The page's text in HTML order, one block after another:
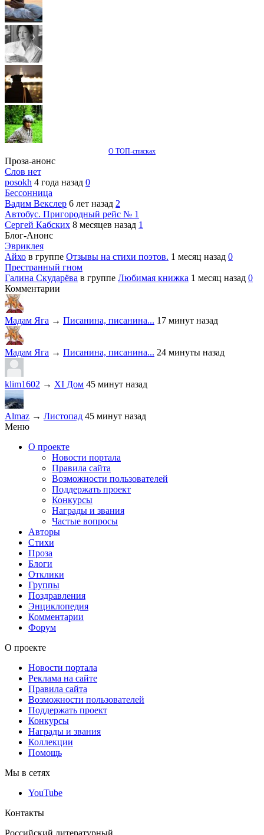
О ТОП-списках
Проза-анонс
Слов нет
posokh 4 года назад 0
Бессонница
Вадим Векслер 6 лет назад 2
Автобус. Пригородный рейс № 1
Сергей Кабских 8 месяцев назад 1
Блог-Анонс
Эвриклея
Айхо в группе Отзывы на стихи поэтов. 1 месяц назад 0
Престранный гном
Галина Скударёва в группе Любимая книжка 1 месяц назад 0
Комментарии
Мадам Яга → Писанина, писанина... 17 минут назад
Мадам Яга → Писанина, писанина... 24 минуты назад
klim1602 → XI Дом 45 минут назад
Almaz → Листопад 45 минут назад
Меню
О проекте
Новости портала
Правила сайта
Возможности пользователей
Поддержать проект
Конкурсы
Награды и звания
Частые вопросы
Авторы
Стихи
Проза
Блоги
Отклики
Группы
Поздравления
Энциклопедия
Комментарии
Форум
О проекте
Новости портала
Реклама на сайте
Правила сайта
Возможности пользователей
Поддержать проект
Конкурсы
Награды и звания
Коллекции
Помощь
Мы в сетях
YouTube
Контакты